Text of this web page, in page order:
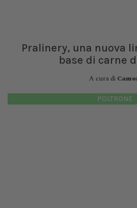
Pralinery, una nuova
base di carne
A cura di
POLTRONE